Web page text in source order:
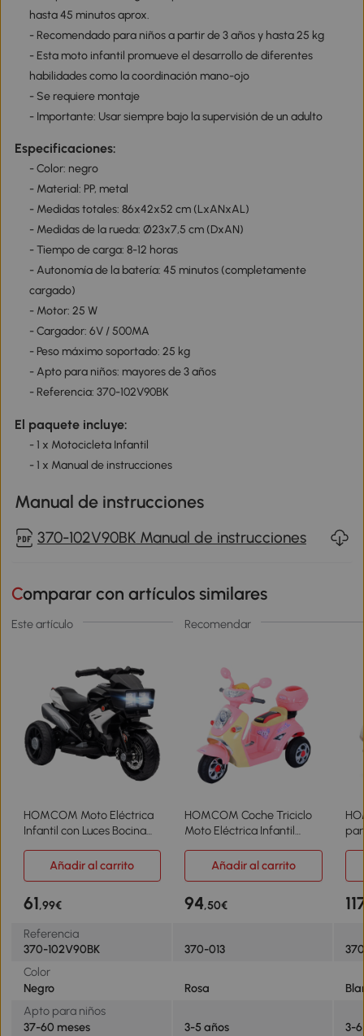
hasta 45 minutos aprox.
- Recomendado para niños a partir de 3 años y hasta 25 kg
- Esta moto infantil promueve el desarrollo de diferentes
habilidades como la coordinación mano-ojo
- Se requiere montaje
- Importante: Usar siempre bajo la supervisión de un adulto
Especificaciones:
- Color: negro
- Material: PP, metal
- Medidas totales: 86x42x52 cm (LxANxAL)
- Medidas de la rueda: Ø23x7,5 cm (DxAN)
- Tiempo de carga: 8-12 horas
- Autonomía de la batería: 45 minutos (completamente
cargado)
- Motor: 25 W
- Cargador: 6V / 500MA
- Peso máximo soportado: 25 kg
- Apto para niños: mayores de 3 años
- Referencia: 370-102V90BK
El paquete incluye:
- 1 x Motocicleta Infantil
- 1 x Manual de instrucciones
Manual de instrucciones
370-102V90BK Manual de instrucciones
Comparar con artículos similares
Este artículo Recomendar
HOMCOM Moto Eléctrica
Infantil con Luces Bocina
Moto para Niños con
Velocidad 3 km/h Negro
HOMCOM Coche Triciclo
Moto Eléctrica Infantil
Niños +3 años 6V Metal +
PP 108x51x75cm Rosa
Añadir al carrito Añadir al carrito
61,99€ 94,50€
Referencia
370-102V90BK
370-013
Color
Negro
Rosa
Apto para niños
37-60 meses
3-5 años
3-